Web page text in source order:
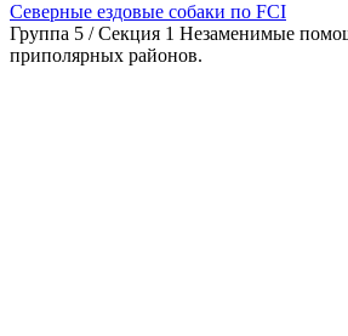
Северные ездовые собаки по FCI
Группа 5 / Секция 1 Незаменимые
приполярных районов.